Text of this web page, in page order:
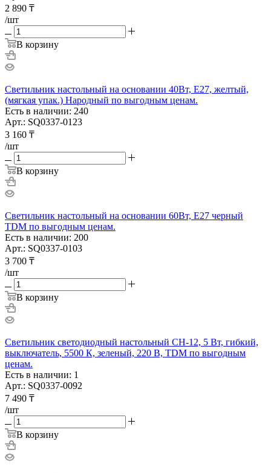
2 890 ₸
/шт
В корзину
Светильник настольный на основании 40Вт, E27, желтый,
(мягкая упак.) Народный по выгодным ценам.
Есть в наличии: 240
Арт.: SQ0337-0123
3 160 ₸
/шт
В корзину
Светильник настольный на основании 60Вт, E27 черный
TDM по выгодным ценам.
Есть в наличии: 200
Арт.: SQ0337-0103
3 700 ₸
/шт
В корзину
Светильник светодиодный настольный СН-12, 5 Вт, гибкий,
выключатель, 5500 К, зеленый, 220 В, TDM по выгодным
ценам.
Есть в наличии: 1
Арт.: SQ0337-0092
7 490 ₸
/шт
В корзину